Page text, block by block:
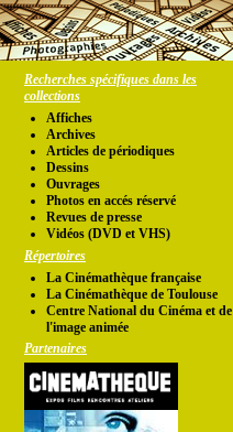
Recherches spécifiques dans les
collections
Affiches
Archives
Articles de périodiques
Dessins
Ouvrages
Photos en accés réservé
Revues de presse
Vidéos (DVD et VHS)
Répertoires
La Cinémathèque française
La Cinémathèque de Toulouse
Centre National du Cinéma et de
l'image animée
Partenaires